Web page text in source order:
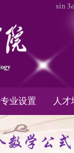
专业设置 人才